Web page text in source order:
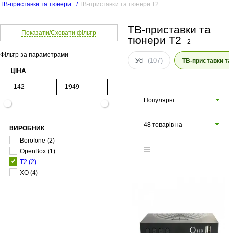
ТВ-приставки та тюнери
/ ТВ-приставки та тюнери T2
Показати/Сховати фільтр
Фільтр за параметрами
ЦІНА
ВИРОБНИК
Borofone (2)
OpenBox (1)
T2 (2)
XO (4)
ТВ-приставки та
тюнери T2
2
Усі (107) ТВ-приставки
Популярні
48 товарів на